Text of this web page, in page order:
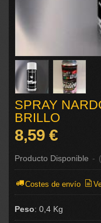
SPRAY
BRILLO
8,59 €
Producto Disponible -
Costes de envío
Peso: 0,4 Kg